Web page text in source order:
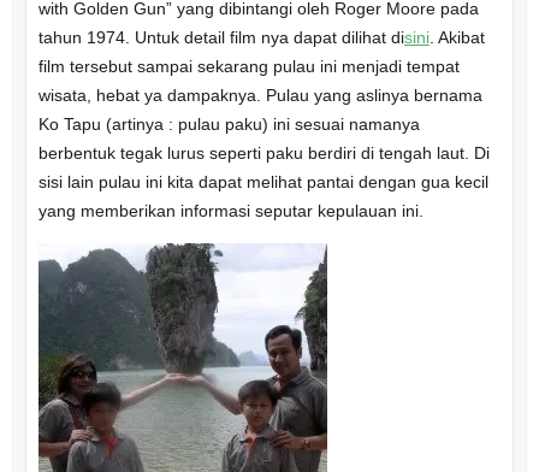
with Golden Gun” yang dibintangi oleh Roger Moore pada
tahun 1974. Untuk detail film nya dapat dilihat disini. Akibat
film tersebut sampai sekarang pulau ini menjadi tempat
wisata, hebat ya dampaknya. Pulau yang aslinya bernama
Ko Tapu (artinya : pulau paku) ini sesuai namanya
berbentuk tegak lurus seperti paku berdiri di tengah laut. Di
sisi lain pulau ini kita dapat melihat pantai dengan gua kecil
yang memberikan informasi seputar kepulauan ini.